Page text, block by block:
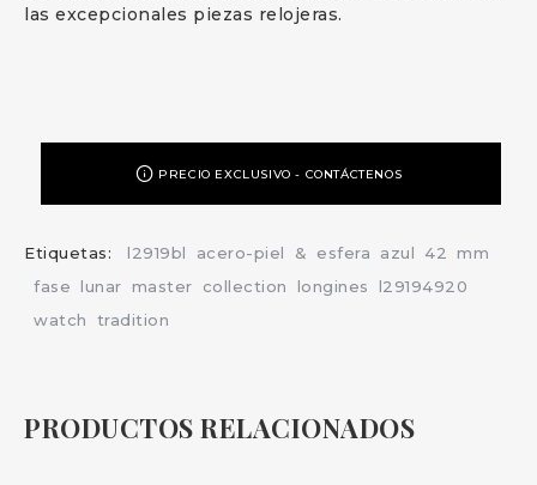
las excepcionales piezas relojeras.
PRECIO EXCLUSIVO - CONTÁCTENOS
Etiquetas: l2919bl acero-piel & esfera azul 42
mm
fase lunar master collection longines
l29194920
watch
tradition
PRODUCTOS RELACIONADOS